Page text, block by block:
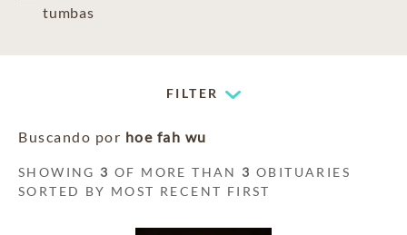
tumbas
FILTER
Buscando por hoe fah wu
SHOWING 3 OF MORE THAN 3 OBITUARIES
SORTED BY MOST RECENT FIRST